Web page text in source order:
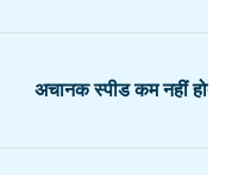
अचानक स्पीड कम नहीं होती